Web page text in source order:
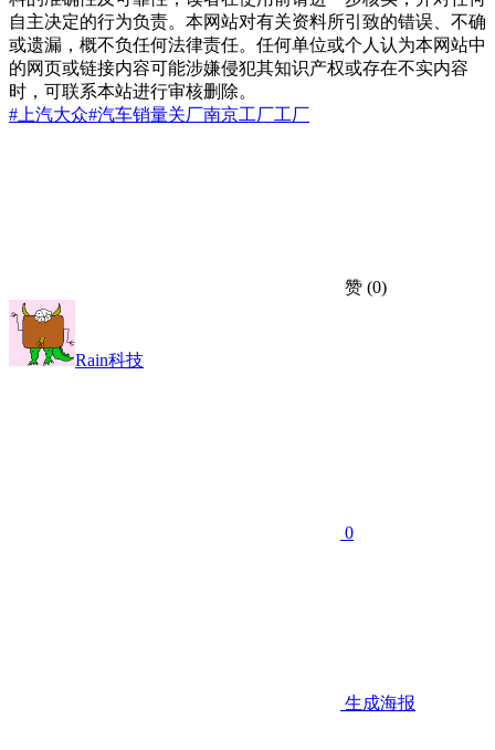
自主决定的行为负责。本网站对有关资料所引致的错误、不确
或遗漏，概不负任何法律责任。任何单位或个人认为本网站中
的网页或链接内容可能涉嫌侵犯其知识产权或存在不实内容
时，可联系本站进行审核删除。
#上汽大众#汽车销量关厂南京工厂工厂
赞 (0)
Rain科技
0
生成海报